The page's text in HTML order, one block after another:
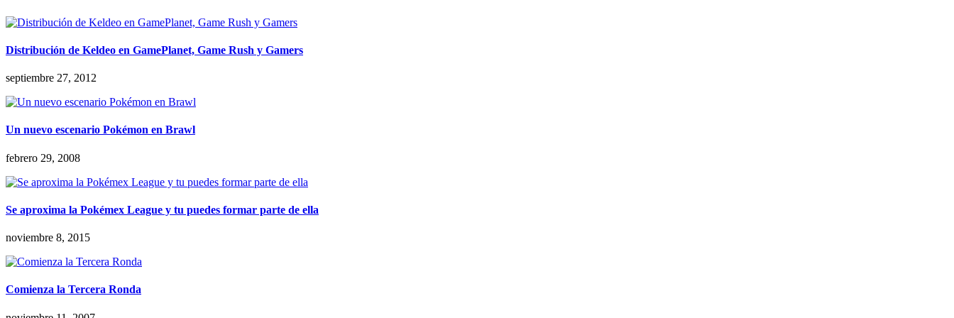
Distribución de Keldeo en GamePlanet, Game Rush y Gamers
septiembre 27, 2012
Un nuevo escenario Pokémon en Brawl
febrero 29, 2008
Se aproxima la Pokémex League y tu puedes formar parte de ella
noviembre 8, 2015
Comienza la Tercera Ronda